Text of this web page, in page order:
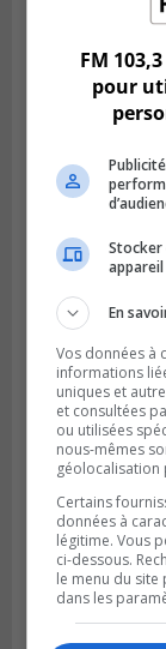
Publié le 29
Des
entraînent
VIEUX-LONGUEUIL
Publié le 28
La Tablée
financier
FM
pour
Stocker
appareil
En
Vos données à
informations
uniques et
et consultées
ou utilisées
nous-mêmes
géolocalisation
Certains
données à
légitime. Vous
ci-dessous.
le menu du
dans les